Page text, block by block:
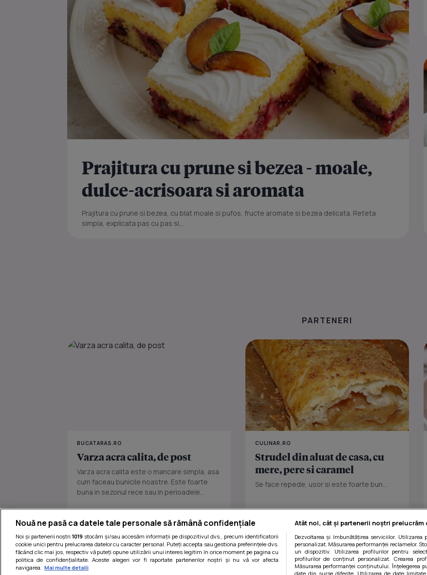
Prajitura cu prune si bezea - moale,
dulce-acrisoara si aromata
Prajitura cu prune si bezea, cu blat moale si pufos, fructe aromate si bezea delicata. Reteta
simpla, explicata pas cu pas si...
PARTENERI
BUCATARAS.RO
Varza acra calita, de post
Varza acra calita este o mancare simpla, asa
cum faceau bunicile noastre. Este foarte
buna in sezonul rece sau in perioadele...
Varza
CULINAR.RO
Strudel din aluat de casa, cu
mere, pere si caramel
Se face repede, usor si este foarte bun...
Nouă ne pasă ca datele tale personale să rămână confidențiale
Noi și partenerii noștri1019 stocăm și/sau accesăm informații pe dispozitivul dvs., precum identificatorii
cookie unici pentru prelucrarea datelor cu caracter personal. Puteți accepta sau gestiona preferințele dvs.
făcând clic mai jos, respectiv vă puteți opune utilizării unui interes legitim în orice moment pe pagina cu
politica de confidențialitate. Aceste alegeri vor fi raportate partenerilor noștri și nu vă vor afecta
navigarea. Mai multe detalii
Atât noi, cât și partenerii noștri prelucrăm
Dezvoltarea și îmbunătățirea serviciilor.
personalizat. Măsurarea performanței reclamelor.
un dispozitiv. Utilizarea profilurilor pentru
profilurilor de conținut personalizat. Crearea
Măsurarea performanței conținutului. Înțelegerea
date din surse diferite. Utilizarea de date